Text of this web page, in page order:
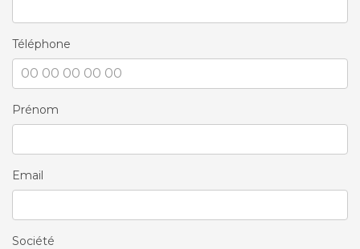
Téléphone
Prénom
Email
Société